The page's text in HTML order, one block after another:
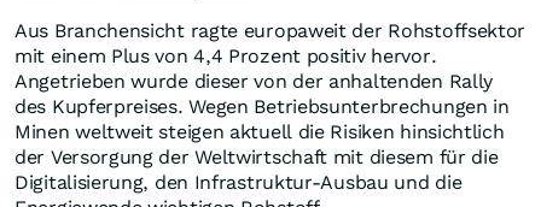
Aus Branchensicht ragte europaweit der Rohstoffsektor
mit einem Plus von 4,4 Prozent positiv hervor.
Angetrieben wurde dieser von der anhaltenden Rally
des Kupferpreises. Wegen Betriebsunterbrechungen in
Minen weltweit steigen aktuell die Risiken hinsichtlich
der Versorgung der Weltwirtschaft mit diesem für die
Digitalisierung, den Infrastruktur-Ausbau und die